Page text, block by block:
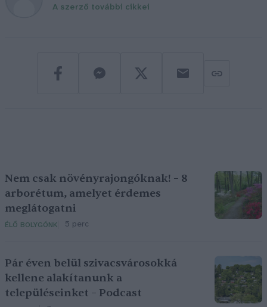
A szerző további cikkei
Nem csak növényrajongóknak! – 8
arborétum, amelyet érdemes
meglátogatni
ÉLŐ BOLYGÓNK 5 perc
Pár éven belül szivacsvárosokká
kellene alakítanunk a
településeinket – Podcast